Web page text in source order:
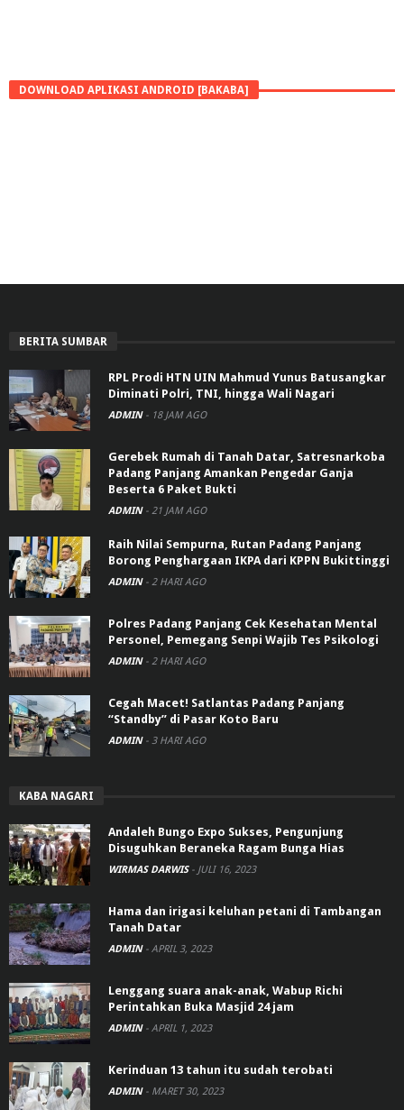
DOWNLOAD APLIKASI ANDROID [BAKABA]
BERITA SUMBAR
RPL Prodi HTN UIN Mahmud Yunus Batusangkar
Diminati Polri, TNI, hingga Wali Nagari
ADMIN - 18 JAM AGO
Gerebek Rumah di Tanah Datar, Satresnarkoba
Padang Panjang Amankan Pengedar Ganja
Beserta 6 Paket Bukti
ADMIN - 21 JAM AGO
Raih Nilai Sempurna, Rutan Padang Panjang
Borong Penghargaan IKPA dari KPPN Bukittinggi
ADMIN - 2 HARI AGO
Polres Padang Panjang Cek Kesehatan Mental
Personel, Pemegang Senpi Wajib Tes Psikologi
ADMIN - 2 HARI AGO
Cegah Macet! Satlantas Padang Panjang
“Standby” di Pasar Koto Baru
ADMIN - 3 HARI AGO
KABA NAGARI
Andaleh Bungo Expo Sukses, Pengunjung
Disuguhkan Beraneka Ragam Bunga Hias
WIRMAS DARWIS - JULI 16, 2023
Hama dan irigasi keluhan petani di Tambangan
Tanah Datar
ADMIN - APRIL 3, 2023
Lenggang suara anak-anak, Wabup Richi
Perintahkan Buka Masjid 24 jam
ADMIN - APRIL 1, 2023
Kerinduan 13 tahun itu sudah terobati
ADMIN - MARET 30, 2023